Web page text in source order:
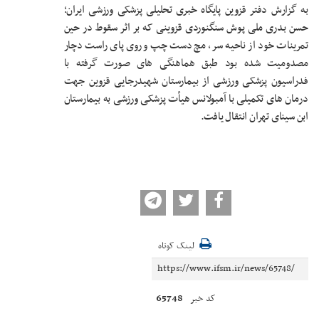
به گزارش دفتر قزوین پایگاه خبری تحلیلی پزشکی ورزشی ایران؛
حسن بدری ملی پوش سنگنوردی قزوینی که بر اثر سقوط در حین
تمرینات خود از ناحیه سر، مچ دست چپ و روی پای راست دچار
مصدومیت شده بود طبق هماهنگی های صورت گرفته با
فدراسیون پزشکی ورزشی از بیمارستان شهیدرجایی قزوین جهت
درمان های تکمیلی با آمبولانس هیأت پزشکی ورزشی به بیمارستان
ابن سینای تهران انتقال یافت.
لینک کوتاه
کد خبر 65748